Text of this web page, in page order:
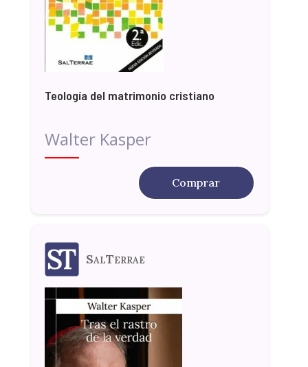
Teología del matrimonio cristiano
Walter Kasper
Comprar
SalTerrae